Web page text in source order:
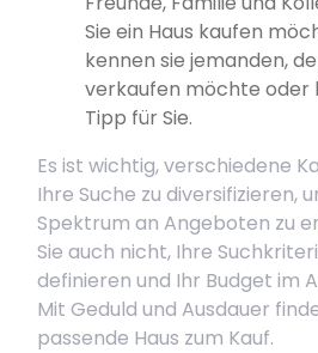
Sie ein Haus kaufen
kennen sie jemanden,
verkaufen möchte oder
Tipp für Sie.
Es ist wichtig, verschiedene
Ihre Suche zu diversifizieren,
Spektrum an Angeboten zu
Sie auch nicht, Ihre
definieren und Ihr Budget im
Mit Geduld und Ausdauer
passende Haus zum Kauf.